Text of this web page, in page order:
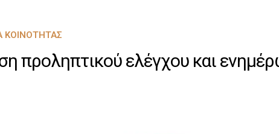
ΚΟΙΝΌΤΗΤΑΣ
προληπτικού ελέγχου και